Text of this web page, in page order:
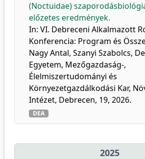
(Noctuidae)
előzetes eredmények.
In: VI. Debreceni Alkalmazott
Konferencia: Program és
Nagy Antal, Szanyi Szabolcs,
Egyetem, Mezőgazdaság-,
Élelmiszertudományi és
Környezetgazdálkodási Kar,
Intézet, Debrecen, 19, 2026.
DEA
2025